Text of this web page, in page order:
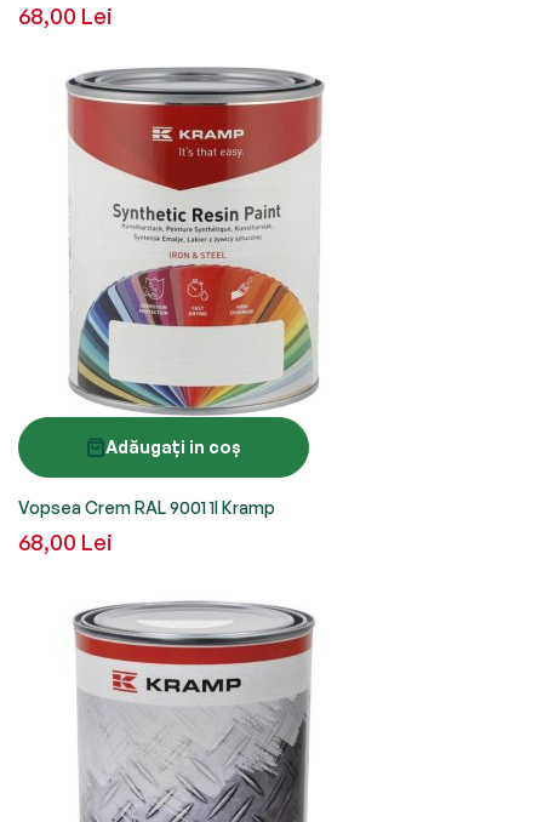
68,00 Lei
Adăugați in coș
Vopsea Crem RAL 9001 1l Kramp
68,00 Lei